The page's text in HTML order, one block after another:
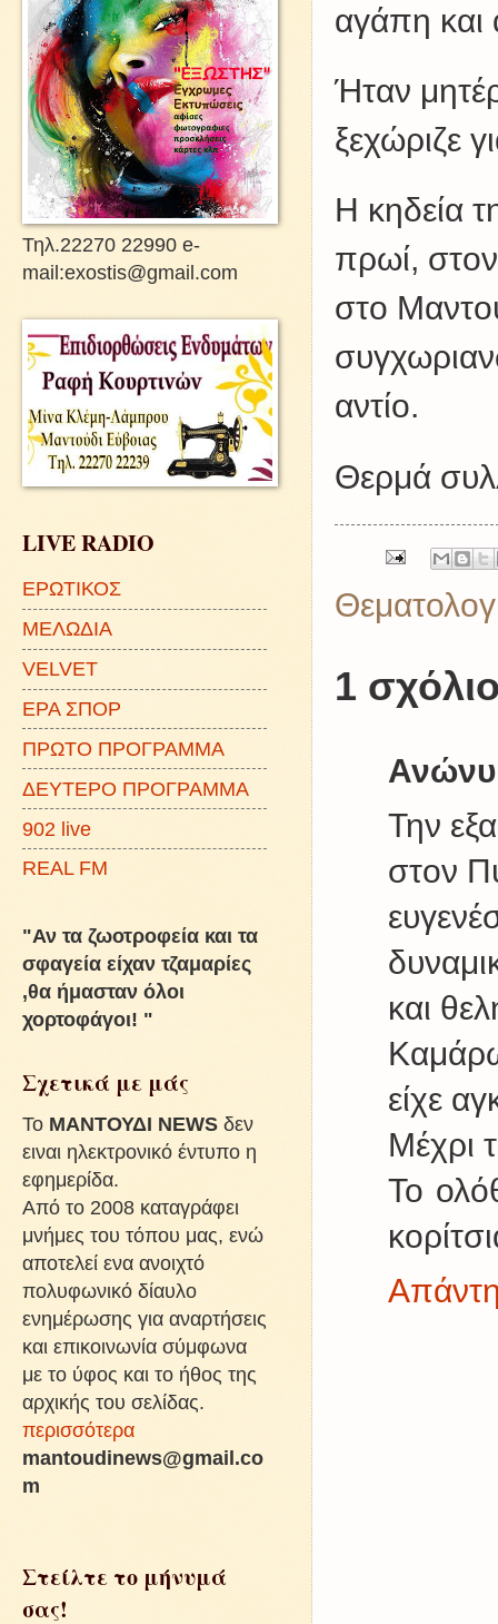
αγάπη
Ήταν
ξεχώριζε
Η κηδεία
πρωί,
στο
αντίο.
Θερμά
1
Την
στον
και
είχε
Μέχρι
Το
Τηλ.22270 22990 e-
mail:exostis@gmail.com
LIVE RADIO
ΕΡΩΤΙΚΟΣ
ΜΕΛΩΔΙΑ
VELVET
ΕΡΑ ΣΠΟΡ
ΠΡΩΤΟ ΠΡΟΓΡΑΜΜΑ
ΔΕΥΤΕΡΟ ΠΡΟΓΡΑΜΜΑ
902 live
REAL FM
"Αν τα ζωοτροφεία και τα
σφαγεία είχαν τζαμαρίες
,θα ήμασταν όλοι
χορτοφάγοι! "
Σχετικά με μάς
To ΜΑΝΤΟΥΔΙ NEWS δεν
ειναι ηλεκτρονικό έντυπο η
εφημερίδα.
Από το 2008 καταγράφει
μνήμες του τόπου μας, ενώ
αποτελεί ενα ανοιχτό
πολυφωνικό δίαυλο
ενημέρωσης για αναρτήσεις
και επικοινωνία σύμφωνα
με το ύφος και το ήθος της
αρχικής του σελίδας.
περισσότερα
mantoudinews@gmail.co
m
Στείλτε το μήνυμά
σας!